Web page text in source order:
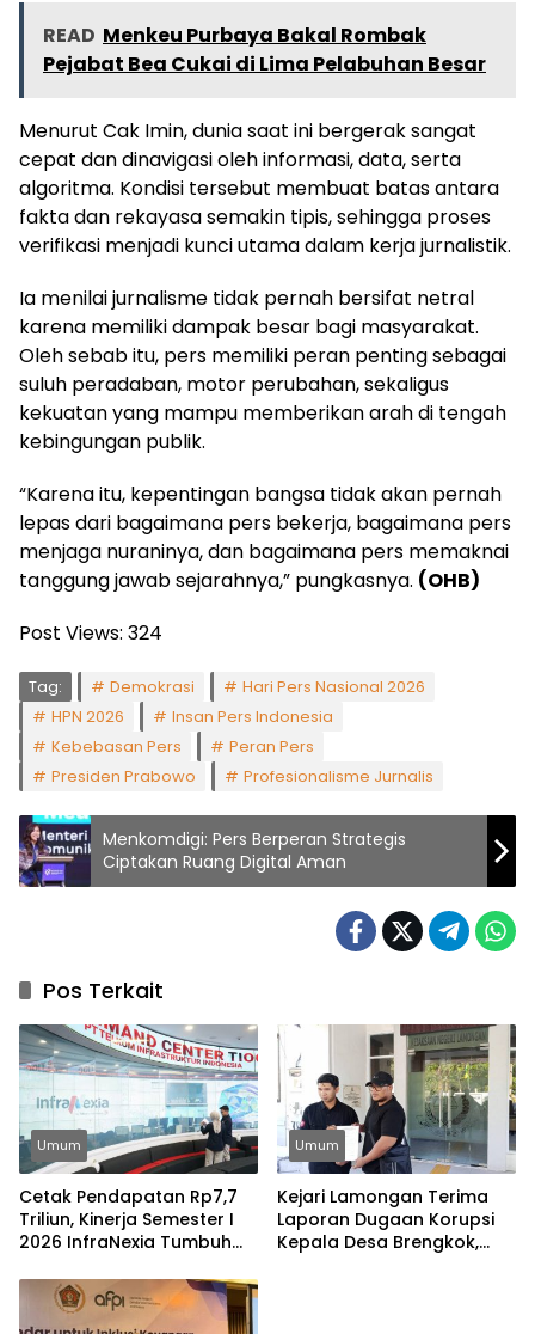
READ Menkeu Purbaya Bakal Rombak
Pejabat Bea Cukai di Lima Pelabuhan Besar
Menurut Cak Imin, dunia saat ini bergerak sangat
cepat dan dinavigasi oleh informasi, data, serta
algoritma. Kondisi tersebut membuat batas antara
fakta dan rekayasa semakin tipis, sehingga proses
verifikasi menjadi kunci utama dalam kerja jurnalistik.
Ia menilai jurnalisme tidak pernah bersifat netral
karena memiliki dampak besar bagi masyarakat.
Oleh sebab itu, pers memiliki peran penting sebagai
suluh peradaban, motor perubahan, sekaligus
kekuatan yang mampu memberikan arah di tengah
kebingungan publik.
“Karena itu, kepentingan bangsa tidak akan pernah
lepas dari bagaimana pers bekerja, bagaimana pers
menjaga nuraninya, dan bagaimana pers memaknai
tanggung jawab sejarahnya,” pungkasnya. (OHB)
Post Views: 324
Tag: Demokrasi
Hari Pers Nasional 2026
HPN 2026
Insan Pers Indonesia
Kebebasan Pers
Peran Pers
Presiden Prabowo
Profesionalisme Jurnalis
Menkomdigi: Pers Berperan Strategis
Ciptakan Ruang Digital Aman
Pos Terkait
Umum
Cetak Pendapatan Rp7,7
Triliun, Kinerja Semester I
2026 InfraNexia Tumbuh
Saing Industri Digital
Umum
Kejari Lamongan Terima
Laporan Dugaan Korupsi
Kepala Desa Brengkok,